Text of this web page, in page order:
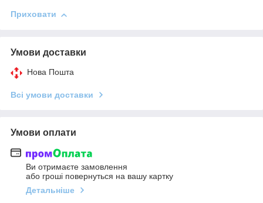
Приховати
Умови доставки
Нова Пошта
Всі умови доставки
Умови оплати
Ви отримаєте замовлення
або гроші повернуться на вашу картку
Детальніше